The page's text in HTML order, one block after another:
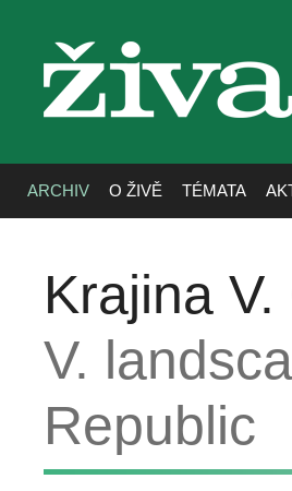
živa
ARCHIV O ŽIVĚ TÉMATA
Krajina
V.
Republic